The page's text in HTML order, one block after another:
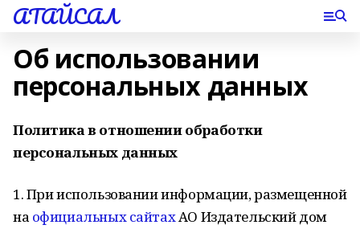
АТАЙСАЛ
Об использовании
персональных данных
Политика в отношении обработки
персональных данных
1. При использовании информации, размещенной
на официальных сайтахАО Издательский дом